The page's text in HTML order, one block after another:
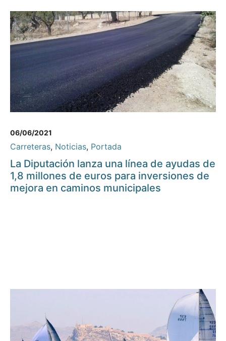
06/06/2021
Carreteras, Noticias, Portada
La Diputación lanza una línea de ayudas de
1,8 millones de euros para inversiones de
mejora en caminos municipales